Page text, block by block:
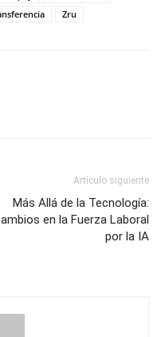
Zru
Artículo siguiente
Más Allá de la Tecnología:
en la Fuerza Laboral
por la IA